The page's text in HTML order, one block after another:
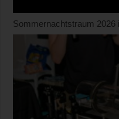
Sommernachtstraum 2026